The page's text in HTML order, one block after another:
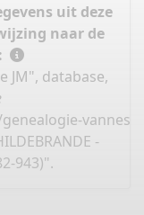
uit deze
naar de
JM", database,
-
943)".